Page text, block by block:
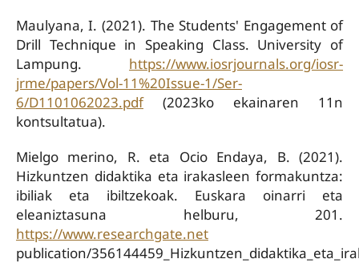
Maulyana, I. (2021). The Students' Engagement of
Drill Technique in Speaking Class. University of
Lampung. https://www.iosrjournals.org/iosr-
jrme/papers/Vol-11%20Issue-1/Ser-
6/D1101062023.pdf(2023ko ekainaren 11n
kontsultatua).
Mielgo merino, R. eta Ocio Endaya, B. (2021).
Hizkuntzen didaktika eta irakasleen formakuntza:
ibiliak eta ibiltzekoak. Euskara oinarri eta
eleaniztasuna helburu, 201.
https://www.researchgate.net
publication/